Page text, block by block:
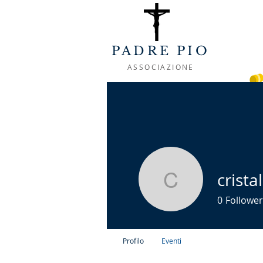
PADRE PIO
ASSOCIAZIONE
0 Follower
Profilo Eventi